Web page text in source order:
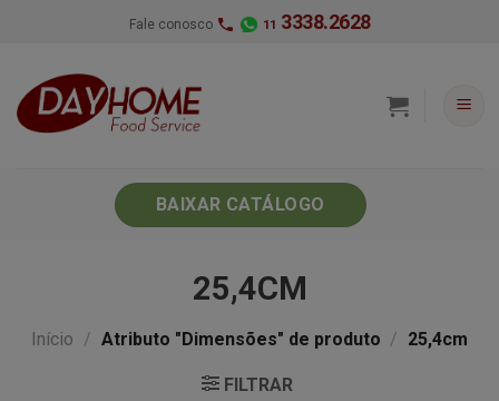
Fale conosco 11 3338.2628
BAIXAR CATÁLOGO
25,4CM
Início / Atributo "Dimensões" de produto / 25,4cm
FILTRAR